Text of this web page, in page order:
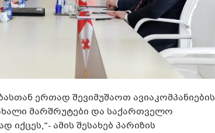
ერთად შევიმუშაოთ ავიაკომპანიების
მარშრუტები და საქართველო
იქცეს,“- ამის შესახებ პარიზის